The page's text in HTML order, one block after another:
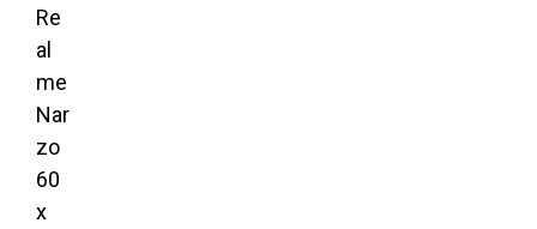
Re
al
me
Nar
zo
60
x